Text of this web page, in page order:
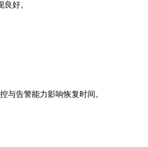
好。
与告警能力影响恢复时间。